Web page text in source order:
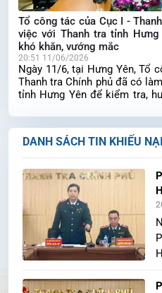
Tổ công tác của Cục I -
việc với Thanh tra tỉnh
khó khăn, vướng mắc
20:51 11/06/2026
Ngày 11/6, tại Hưng Yên, Tổ
Thanh tra Chính phủ đã có
tỉnh Hưng Yên để kiểm tra,
triển khai thực hiện một số
cấp bách của ngành Thanh
công tác gồm 3 thành viên
Thế Cương, Trưởng phòng
Thanh tra Chính phủ làm
làm việc có Lãnh đạo Thanh
đại diện các phòng nghiệp vụ.
DANH SÁCH TIN KHIẾU